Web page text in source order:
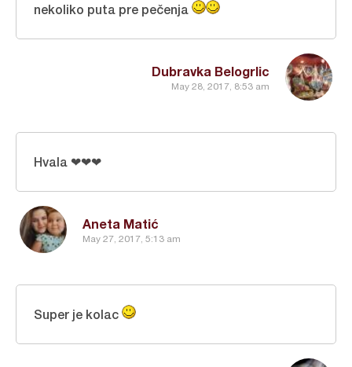
Dubravka Belogrlic
May 28, 2017, 8:53 am
nekoliko puta pre pečenja
Aneta Matić
May 27, 2017, 5:13 am
Hvala ❤❤❤
Super je kolac